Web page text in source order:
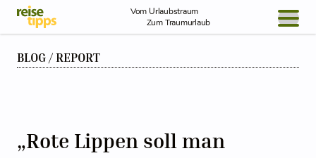
Skip to Content
Vom Urlaubstraum
Zum Traumurlaub
BLOG / REPORT
„Rote Lippen soll man